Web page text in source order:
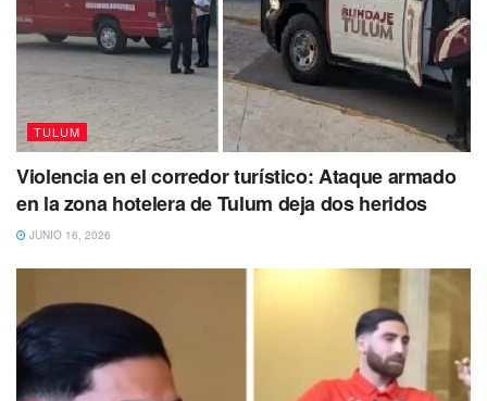
TULUM
Violencia en el corredor turístico: Ataque armado
en la zona hotelera de Tulum deja dos heridos
JUNIO 16, 2026